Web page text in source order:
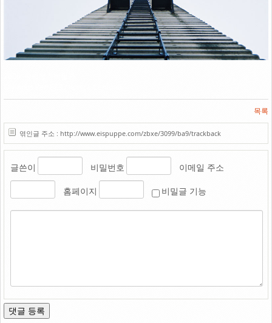
Link
목록
엮인글 주소 : http://www.eispuppe.com/zbxe/3099/ba9/trackback
글쓴이 비밀번호 이메일 주소
홈페이지 비밀글 기능